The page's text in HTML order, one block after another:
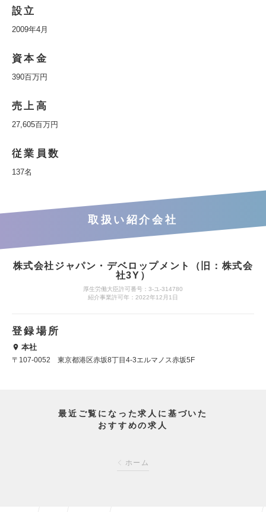
設立
2009年4月
資本金
390百万円
売上高
27,605百万円
従業員数
137名
取扱い紹介会社
株式会社ジャパン・デベロップメント（旧：株式会
社3Y）
厚生労働大臣許可番号：3-ユ-314780
紹介事業許可年：2022年12月1日
登録場所
本社
〒107-0052 東京都港区赤坂8丁目4-3エルマノス赤坂5F
最近ご覧になった求人に基づいた
おすすめの求人
ホーム